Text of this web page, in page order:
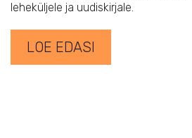
leheküljele ja uudiskirjale.
LOE EDASI